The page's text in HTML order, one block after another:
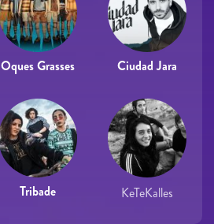
Oques Grasses Ciudad Jara
Tribade KeTeKalles